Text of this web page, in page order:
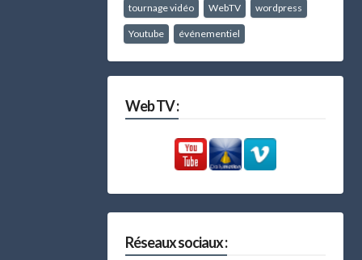
tournage vidéo WebTV wordpress
Youtube événementiel
Web TV :
Réseaux sociaux :